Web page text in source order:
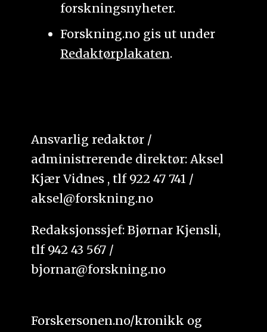
forskningsnyheter.
Forskning.no gis ut under
Redaktørplakaten.
Ansvarlig redaktør /
administrerende direktør: Aksel
Kjær Vidnes , tlf 922 47 741 /
aksel@forskning.no
Redaksjonssjef: Bjørnar Kjensli,
tlf 942 43 567 /
bjornar@forskning.no
Forskersonen.no/kronikk og